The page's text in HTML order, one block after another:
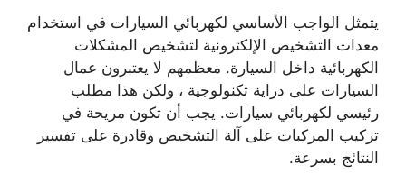
يتمثل الواجب الأساسي لكهربائي السيارات في استخدام
معدات التشخيص الإلكترونية لتشخيص المشكلات
الكهربائية داخل السيارة. معظمهم لا يعتبرون عمال
السيارات على دراية تكنولوجية ، ولكن هذا مطلب
رئيسي لكهربائي سيارات. يجب أن تكون مريحة في
تركيب المركبات على آلة التشخيص وقادرة على تفسير
النتائج بسرعة.